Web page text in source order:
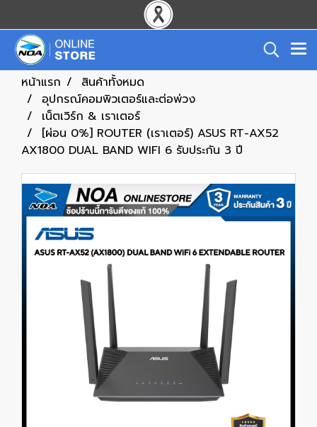
หน้าแรก
สินค้าทั้งหมด
อุปกรณ์คอมพิวเตอร์และต่อพ่วง
เน็ตเวิร์ก & เราเตอร์
[ผ่อน 0%] ROUTER (เราเตอร์) ASUS RT-AX52
AX1800 DUAL BAND WIFI 6 รับประกัน 3 ปี